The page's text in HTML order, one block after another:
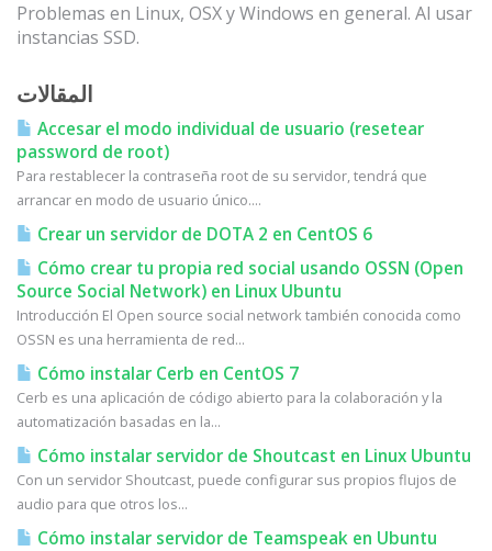
Problemas en Linux, OSX y Windows en general. Al usar
instancias SSD.
المقالات
Accesar el modo individual de usuario (resetear
password de root)
Para restablecer la contraseña root de su servidor, tendrá que
arrancar en modo de usuario único....
Crear un servidor de DOTA 2 en CentOS 6
Cómo crear tu propia red social usando OSSN (Open
Source Social Network) en Linux Ubuntu
Introducción El Open source social network también conocida como
OSSN es una herramienta de red...
Cómo instalar Cerb en CentOS 7
Cerb es una aplicación de código abierto para la colaboración y la
automatización basadas en la...
Cómo instalar servidor de Shoutcast en Linux Ubuntu
Con un servidor Shoutcast, puede configurar sus propios flujos de
audio para que otros los...
Cómo instalar servidor de Teamspeak en Ubuntu